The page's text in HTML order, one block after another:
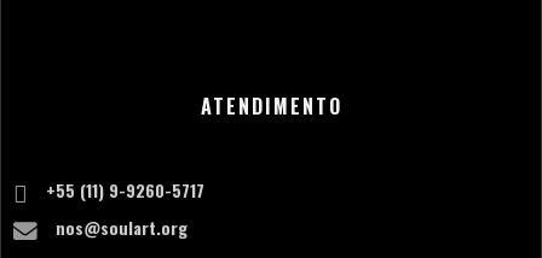
ATENDIMENTO
+55 (11) 9-9260-5717
nos@soulart.org